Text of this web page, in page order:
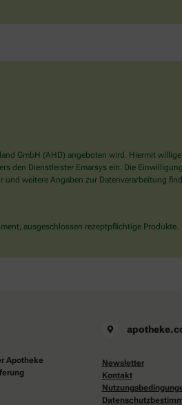
GmbH (AHD) angeboten wird. Hiermit
den Dienstleister Emarsys ein. Die
weitere Angaben zur Datenverarbeitung
ausgeschlossen rezeptpflichtige Produkte.
Apotheke
Newsletter
Kontakt